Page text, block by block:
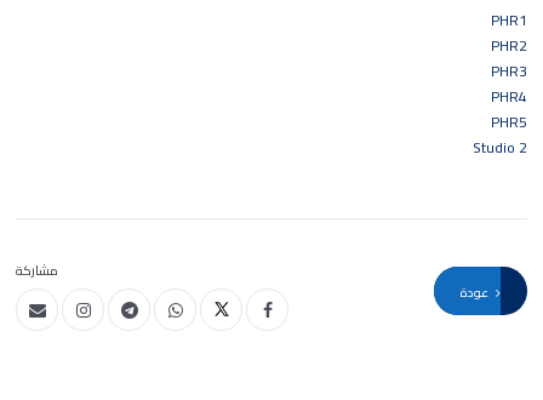
PHR1
PHR2
PHR3
PHR4
PHR5
Studio 2
مشاركة